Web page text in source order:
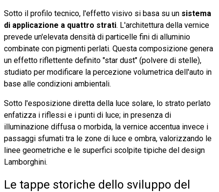
Sotto il profilo tecnico, l'effetto visivo si basa su un sistema
di applicazione a quattro strati. L'architettura della vernice
prevede un'elevata densità di particelle fini di alluminio
combinate con pigmenti perlati. Questa composizione genera
un effetto riflettente definito "star dust" (polvere di stelle),
studiato per modificare la percezione volumetrica dell'auto in
base alle condizioni ambientali.
Sotto l'esposizione diretta della luce solare, lo strato perlato
enfatizza i riflessi e i punti di luce; in presenza di
illuminazione diffusa o morbida, la vernice accentua invece i
passaggi sfumati tra le zone di luce e ombra, valorizzando le
linee geometriche e le superfici scolpite tipiche del design
Lamborghini.
Le tappe storiche dello sviluppo del